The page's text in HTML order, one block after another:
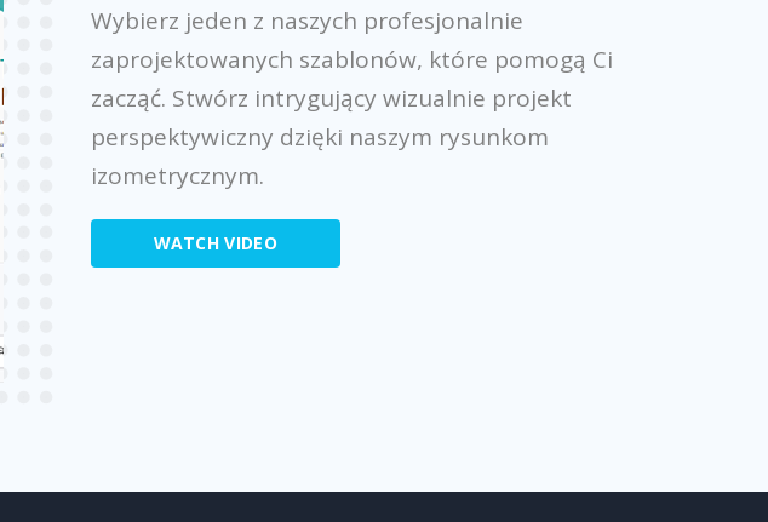
Wybierz jeden z naszych profesjonalnie
zaprojektowanych szablonów, które pomogą Ci
zacząć. Stwórz intrygujący wizualnie projekt
perspektywiczny dzięki naszym rysunkom
izometrycznym.
WATCH VIDEO